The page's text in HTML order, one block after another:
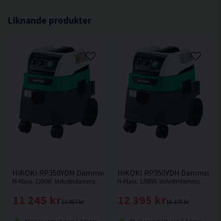
För vanligt och ofarligt damm, som hushållsdamm
Liknande produkter
HiKOKI RP350YDM Dammsugare Våt/torr (1200W)
M-Klass. 1200W. Industridammsugare med kapacitet på 25 liter torr smuts och 22 liter våt smuts.
13 957 kr
11 245 kr
HiKOKI RP350YDH
H-Klass. 1200W. Industridammsugare med kapacitet på 25 liter torr smuts och 22 liter våt smuts.
15 375 kr
12 395 kr